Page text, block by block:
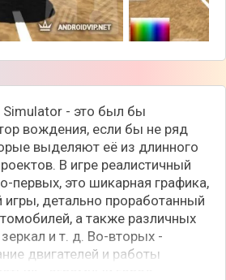
Simulator - это был бы
вождения, если бы не ряд
выделяют её из длинного
В игре реалистичный
первых, это шикарная графика,
детально проработанный
а также различных
и т. д. Во-вторых -
двигателей и работы